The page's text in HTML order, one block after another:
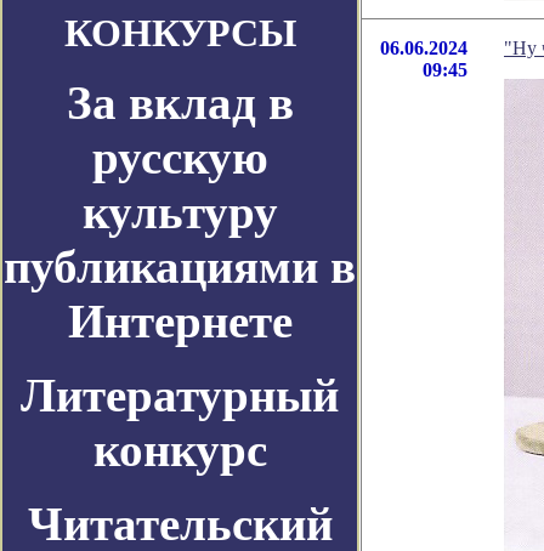
КОНКУРСЫ
За вклад в
русскую
культуру
публикациями в
Интернете
Литературный
конкурс
Читательский
06.06.2024
09:45
"Ну